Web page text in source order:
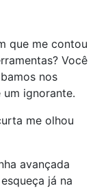
que me contou
Você
nos
ignorante.
me olhou
avançada
já na